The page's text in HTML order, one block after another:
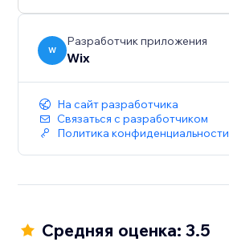
W
Разработчик приложения
Wix
На сайт разработчика
Связаться с разработчиком
Политика конфиденциальности
Средняя оценка: 3.5